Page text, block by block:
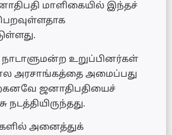
மாளிகையில் இந்தச்
உறுப்பினர்கள்
அரசாங்கத்தை அமைப்பது
ஜனாதிபதியைச்
நடத்தியிருந்தது.
அனைத்துக்